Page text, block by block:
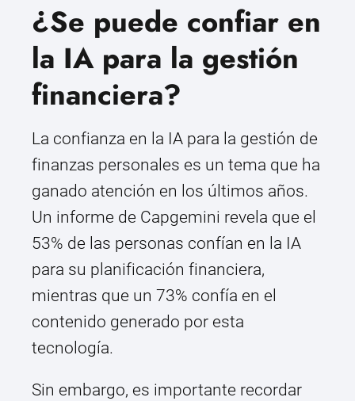
¿Se puede confiar en
la IA para la gestión
financiera?
La confianza en la IA para la gestión de
finanzas personales es un tema que ha
ganado atención en los últimos años.
Un informe de Capgemini revela que el
53% de las personas confían en la IA
para su planificación financiera,
mientras que un 73% confía en el
contenido generado por esta
tecnología.
Sin embargo, es importante recordar